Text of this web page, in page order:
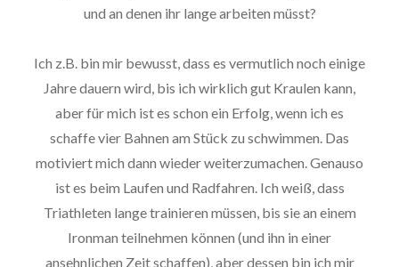
und an denen ihr lange arbeiten müsst?
Ich z.B. bin mir bewusst, dass es vermutlich noch einige
Jahre dauern wird, bis ich wirklich gut Kraulen kann,
aber für mich ist es schon ein Erfolg, wenn ich es
schaffe vier Bahnen am Stück zu schwimmen. Das
motiviert mich dann wieder weiterzumachen. Genauso
ist es beim Laufen und Radfahren. Ich weiß, dass
Triathleten lange trainieren müssen, bis sie an einem
Ironman teilnehmen können (und ihn in einer
ansehnlichen Zeit schaffen), aber dessen bin ich mir